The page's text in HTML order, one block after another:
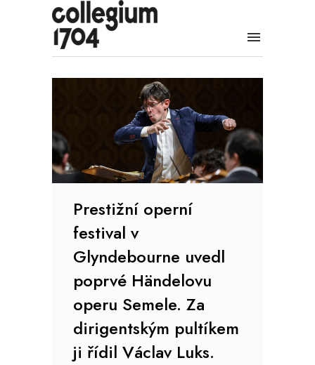
Prestižní operní
festival v
Glyndebourne uvedl
poprvé Händelovu
operu Semele. Za
dirigentským pultíkem
ji řídil Václav Luks.